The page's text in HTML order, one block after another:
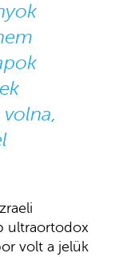
ultraortodox
volt a jelük